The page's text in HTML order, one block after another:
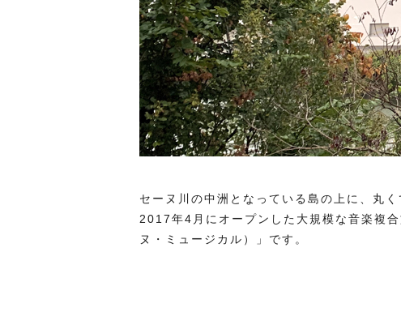
セーヌ川の中洲となっている島の上に、丸
2017年4月にオープンした大規模な音楽複
ヌ・ミュージカル）」です。